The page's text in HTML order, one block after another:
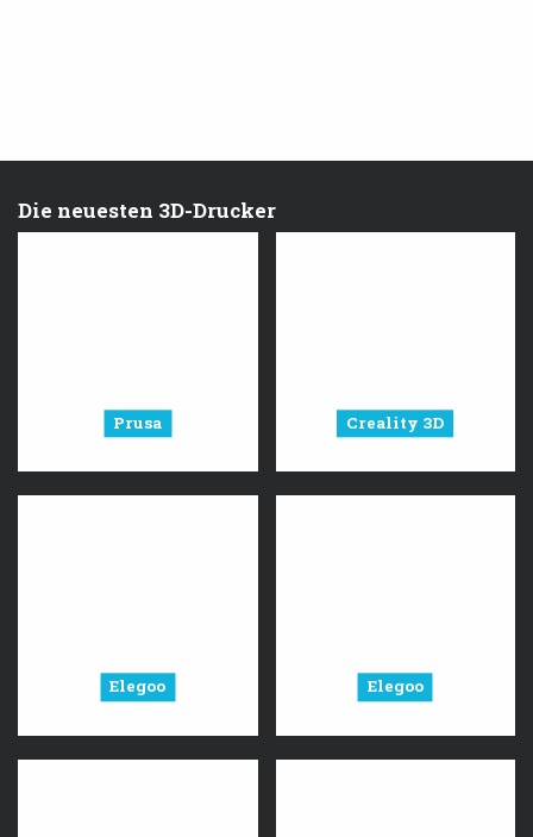
Die neuesten 3D-Drucker
Prusa Creality 3D
Elegoo Elegoo